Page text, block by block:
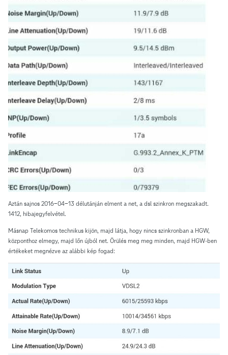
Aztán sajnos 2016-04-13 délutánján elment a net, a dsl szinkron megszakadt.
1412, hibajegyfelvétel.
Másnap Telekomos technikus kijön, majd látja, hogy nincs szinkronban a HGW,
központhoz elmegy, majd lőn újból net. Örülés meg meg minden, majd HGW-ben
értékeket megnézve az alábbi kép fogad: